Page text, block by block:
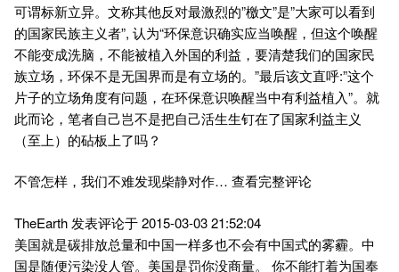
可谓标新立异。文称其他反对最激烈的”檄文”是”大家可以看到
的国家民族主义者”, 认为“环保意识确实应当唤醒，但这个唤醒
不能变成洗脑，不能被植入外国的利益，要清楚我们的国家民
族立场，环保不是无国界而是有立场的。”最后该文直呼:”这个
片子的立场角度有问题，在环保意识唤醒当中有利益植入”。就
此而论，笔者自己岂不是把自己活生生钉在了国家利益主义
（至上）的砧板上了吗？
不管怎样，我们不难发现柴静对作… 查看完整评论
TheEarth 发表评论于 2015-03-03 21:52:04
美国就是碳排放总量和中国一样多也不会有中国式的雾霾。中
国是随便污染没人管。美国是罚你没商量。 你不能打着为国奉